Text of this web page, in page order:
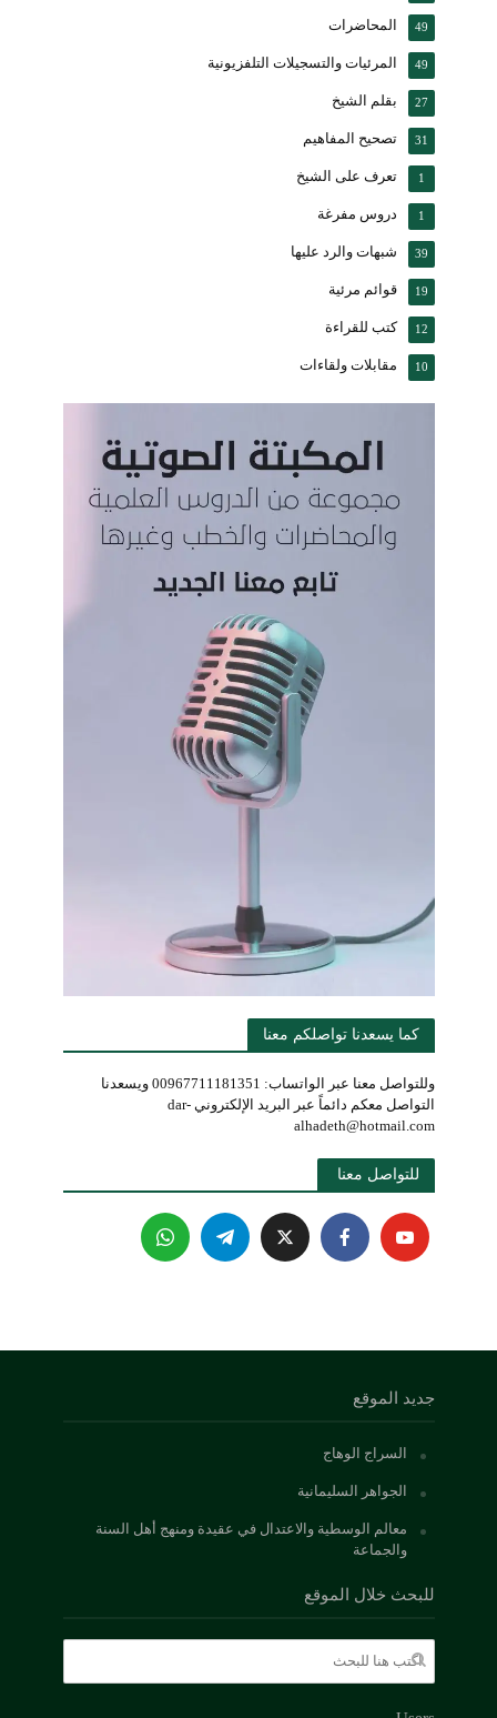
المحاضرات 49
المرئيات والتسجيلات التلفزيونية 49
بقلم الشيخ 27
تصحيح المفاهيم 31
تعرف على الشيخ 1
دروس مفرغة 1
شبهات والرد عليها 39
قوائم مرئية 19
كتب للقراءة 12
مقابلات ولقاءات 10
كما يسعدنا تواصلكم معنا
وللتواصل معنا عبر الواتساب: 00967711181351 ويسعدنا
التواصل معكم دائماً عبر البريد الإلكتروني dar-
alhadeth@hotmail.com
للتواصل معنا
جديد الموقع
السراج الوهاج
الجواهر السليمانية
معالم الوسطية والاعتدال في عقيدة ومنهج أهل السنة
والجماعة
للبحث خلال الموقع